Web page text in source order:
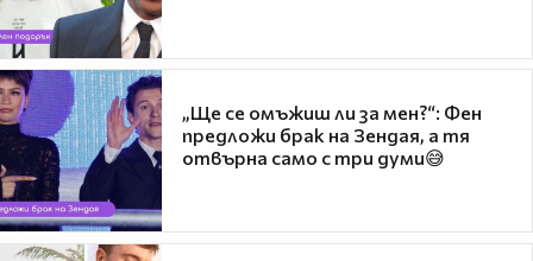
„Ще се омъжиш ли за мен?“: Фен
предложи брак на Зендая, а тя
отвърна само с три думи😅